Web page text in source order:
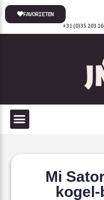
+31 (0)35 203
FAVORIETEN
Mi